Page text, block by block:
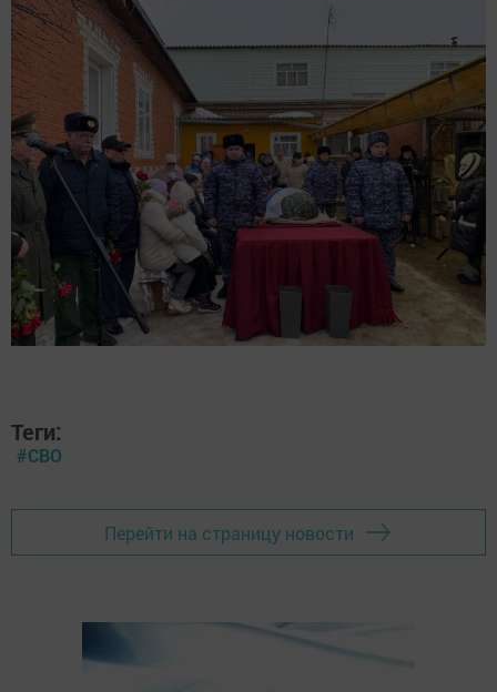
Теги:
#СВО
Перейти на страницу новости